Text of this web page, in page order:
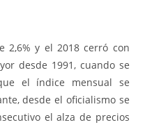
2,6% y el 2018 cerró con
desde 1991, cuando se
el índice mensual se
desde el oficialismo se
el alza de precios